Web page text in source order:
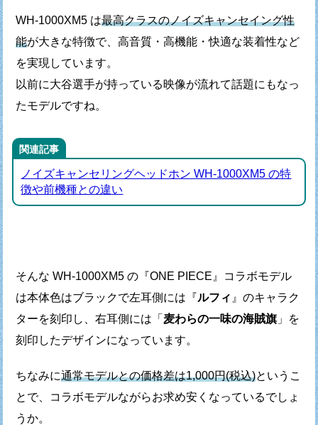
WH-1000XM5 は最高クラスのノイズキャンセイング性
能が大きな特徴で、 高音質・高機能・快適な装着性など
を実現しています。
以前に大谷選手が持っている映像が流れて話題にもなっ
たモデルですね。
関連記事
ノイズキャンセリングヘッドホン WH-1000XM5 の特
徴や前機種との違い
そんな WH-1000XM5 の『ONE PIECE』コラボモデル
は本体色はブラックで左耳側には『ルフィ 』のキャラク
ターを刻印し、 右耳側には「 麦わらの一味の海賊旗」を
刻印したデザインになっています。
ちなみに通常モデルとの価格差は1,000円(税込)というこ
とで、
コラボモデルながらお求め安くなっているでしょ
うか。